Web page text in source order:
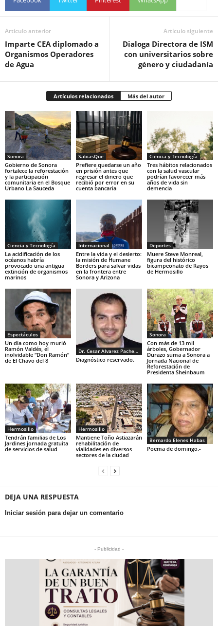
Artículo anterior
Imparte CEA diplomado a
Organismos Operadores
de Agua
Artículo siguiente
Dialoga Directora de ISM
con universitarios sobre
género y ciudadanía
Artículos relacionados Más del autor
Sonora
Gobierno de Sonora
fortalece la reforestación
y la participación
comunitaria en el Bosque
Urbano La Sauceda
SabiasQue
Prefiere quedarse un año
en prisión antes que
regresar el dinero que
recibió por error en su
cuenta bancaria
Ciencia y Tecnología
Tres hábitos relacionados
con la salud vascular
podrían favorecer más
años de vida sin
demencia
Ciencia y Tecnología
La acidificación de los
océanos habría
provocado una antigua
extinción de organismos
marinos
Internacional
Entre la vida y el desierto:
la misión de Humane
Borders para salvar vidas
en la frontera entre
Sonora y Arizona
Deportes
Muere Steve Monreal,
figura del histórico
bicampeonato de Rayos
de Hermosillo
Espectáculos
Un día como hoy murió
Ramón Valdés, el
inolvidable “Don Ramón”
de El Chavo del 8
Dr. Cesar Alvarez Pacheco
Diagnóstico reservado.
Sonora
Con más de 13 mil
árboles, Gobernador
Durazo suma a Sonora a
Jornada Nacional de
Reforestación de
Presidenta Sheinbaum
Hermosillo
Tendrán familias de Los
Jardines jornada gratuita
de servicios de salud
Hermosillo
Mantiene Toño Astiazarán
rehabilitación de
vialidades en diversos
sectores de la ciudad
Bernardo Elenes Habas
Poema de domingo.-
DEJA UNA RESPUESTA
Iniciar sesión para dejar un comentario
- Publicidad -